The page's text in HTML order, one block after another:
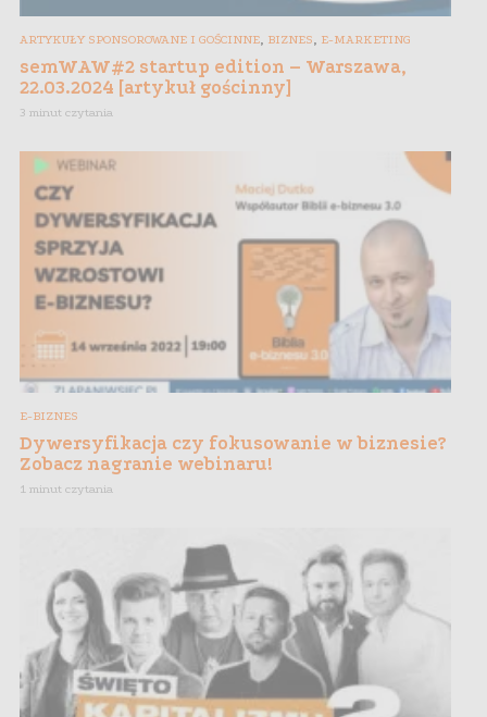
ARTYKUŁY SPONSOROWANE I GOŚCINNE BIZNES E-MARKETING
semWAW#2 startup edition – Warszawa,
22.03.2024 [artykuł gościnny]
3 minut czytania
E-BIZNES
Dywersyfikacja czy fokusowanie w biznesie?
Zobacz nagranie webinaru!
1 minut czytania